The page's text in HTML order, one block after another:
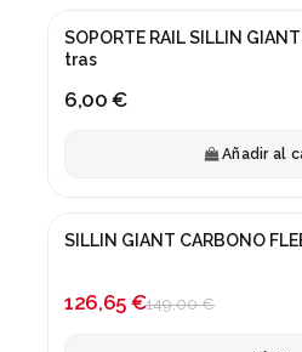
SOPORTE RAIL SILLIN
tras
6,00 €
Añadir al
¡En oferta!
SILLIN GIANT CARBONO
126,65 €149,00 €